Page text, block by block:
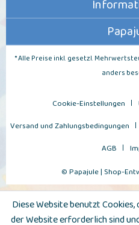
* Alle Preise inkl. gesetzl.
anders
Cookie-Einstellungen
Versand und Zahlungsbedingungen
AGB
© Papajule | Shop-
Diese Website benutzt
der Website erforderlich sind